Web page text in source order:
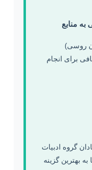
منابع
روسی)
برای انجام
گروه ادبیات
بهترین گزینه